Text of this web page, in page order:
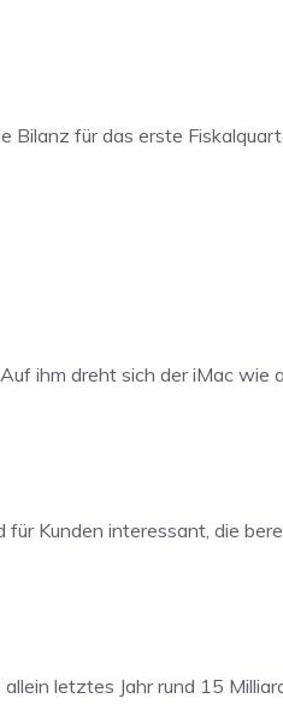
Bilanz für das erste
ihm dreht sich der iMac wie
Kunden interessant, die
letztes Jahr rund 15